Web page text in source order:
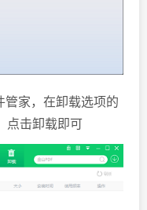
家，在卸载选项的
点击卸载即可